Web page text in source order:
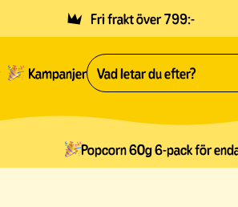
Fri frakt över 799:-
Kampanjer
Popcorn 60g 6-pack för